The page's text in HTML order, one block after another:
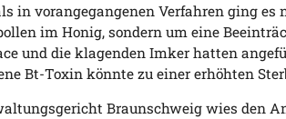
in vorangegangenen Verfahren ging es
im Honig, sondern um eine
und die klagenden Imker hatten
Bt-Toxin könnte zu einer erhöhten
Braunschweig wies den